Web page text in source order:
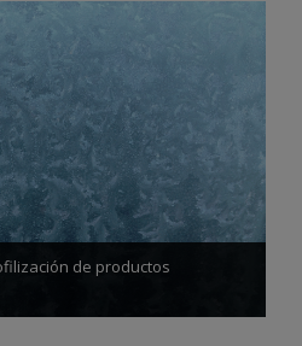
de productos